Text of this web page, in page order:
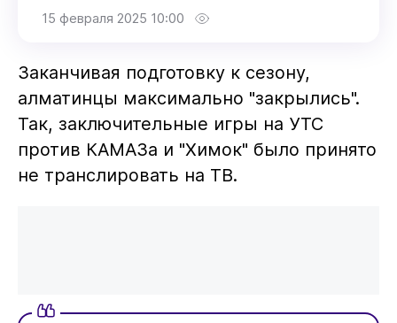
15 февраля 2025 10:00
Заканчивая подготовку к сезону,
алматинцы максимально "закрылись".
Так, заключительные игры на УТС
против КАМАЗа и "Химок" было принято
не транслировать на ТВ.